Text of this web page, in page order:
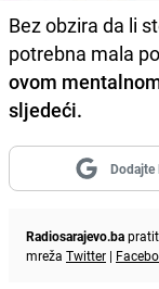
Bez obzira da li
potrebna mala
ovom
sljedeći.
Dodajte
Radiosarajevo.ba
mreža Twitter |